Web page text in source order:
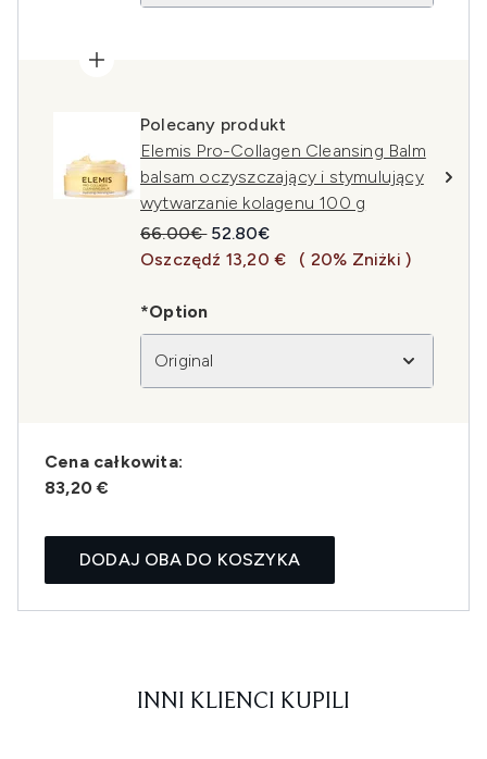
Polecany produkt
Elemis Pro-Collagen Cleansing Balm
balsam oczyszczający i stymulujący
wytwarzanie kolagenu 100 g
Sugerowana cena detaliczna:
66.00€ Aktualna cena:
52.80€
Oszczędź 13,20 €
( 20% Zniżki )
*Option
Original
Cena całkowita:
83,20 €
DODAJ OBA DO KOSZYKA
INNI KLIENCI KUPILI